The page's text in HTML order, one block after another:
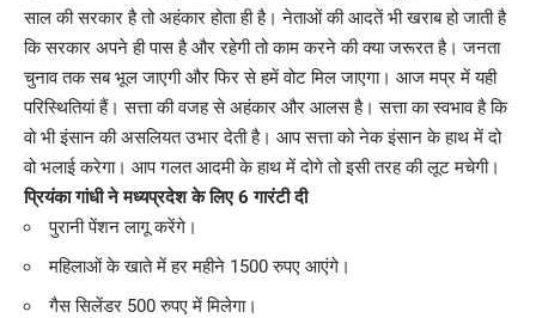
साल की सरकार है तो अहंकार होता ही है। नेताओं की आदतें भी खराब हो जाती है
कि सरकार अपने ही पास है और रहेगी तो काम करने की क्या जरूरत है। जनता
चुनाव तक सब भूल जाएगी और फिर से हमें वोट मिल जाएगा। आज मप्र में यही
परिस्थितियां हैं। सत्ता की वजह से अहंकार और आलस है। सत्ता का स्वभाव है कि
वो भी इंसान की असलियत उभार देती है। आप सत्ता को नेक इंसान के हाथ में दो
वो भलाई करेगा। आप गलत आदमी के हाथ में दोगे तो इसी तरह की लूट मचेगी।
प्रियंका गांधी ने मध्यप्रदेश के लिए 6 गारंटी दी
पुरानी पेंशन लागू करेंगे।
महिलाओं के खाते में हर महीने 1500 रुपए आएंगे।
गैस सिलेंडर 500 रुपए में मिलेगा।